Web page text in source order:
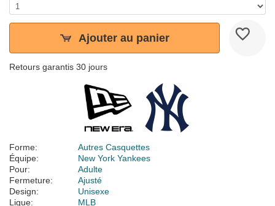
Ajouter au panier
Retours garantis 30 jours
Forme:
Autres Casquettes
Équipe:
New York Yankees
Pour:
Adulte
Fermeture:
Ajusté
Design:
Unisexe
Ligue:
MLB